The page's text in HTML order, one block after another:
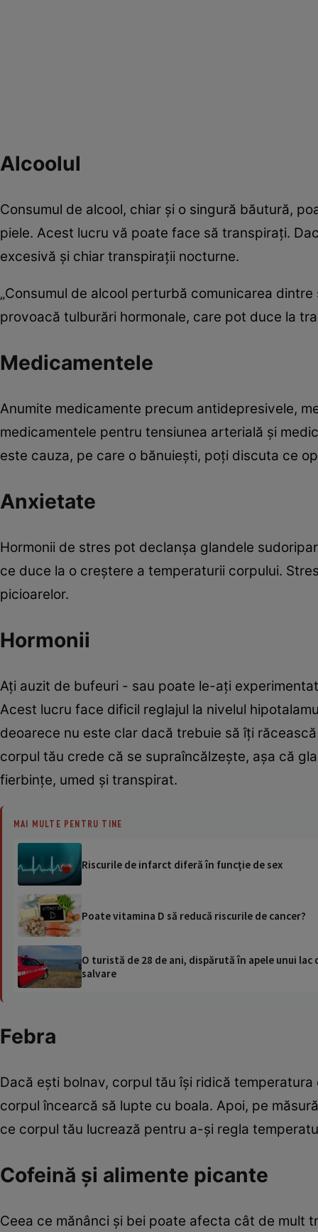
Alcoolul
Consumul de alcool, chiar și o singură băutură,
piele. Acest lucru vă poate face să transpirați.
excesivă și chiar transpirații nocturne.
„Consumul de alcool perturbă comunicarea
provoacă tulburări hormonale, care pot duce la
Medicamentele
Anumite medicamente precum antidepresivele,
medicamentele pentru tensiunea arterială și
este cauza, pe care o bănuiești, poți discuta ce
Anxietate
Hormonii de stres pot declanșa glandele
ce duce la o creștere a temperaturii corpului.
picioarelor.
Hormonii
Ați auzit de bufeuri - sau poate le-ați
Acest lucru face dificil reglajul la nivelul
deoarece nu este clar dacă trebuie să îți
corpul tău crede că se supraîncălzește, așa că
fierbințe, umed și transpirat.
MAI MULTE PENTRU TINE
Riscurile de infarct diferă în funcţie de sex
Poate vitamina D să reducă riscurile de cancer?
O turistă de 28 de ani, dispărută în apele unui
salvare
Febra
Dacă ești bolnav, corpul tău își ridică
corpul încearcă să lupte cu boala. Apoi, pe
ce corpul tău lucrează pentru a-și regla
Cofeină și alimente picante
Ceea ce mănânci și bei poate afecta cât de mult